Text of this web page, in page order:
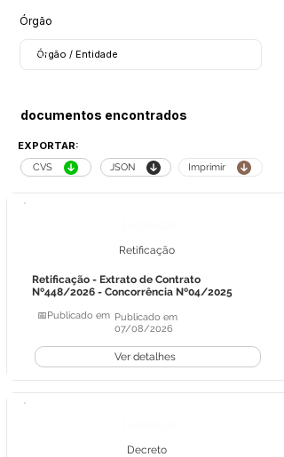
Órgão
documentos encontrados
EXPORTAR:
CVS JSON Imprimir
Retificação
Retificação - Extrato de Contrato
Nº448/2026 - Concorrência Nº04/2025
📅Publicado em Publicado em
07/08/2026
Ver detalhes
Decreto